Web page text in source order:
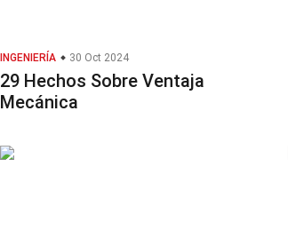
INGENIERÍA 30 Oct 2024
29 Hechos Sobre Ventaja
Mecánica